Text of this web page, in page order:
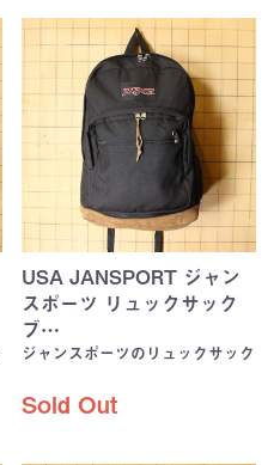
USA JANSPORT ジャン
スポーツ リュックサック
ブ…
ジャンスポーツのリュックサック
Sold Out